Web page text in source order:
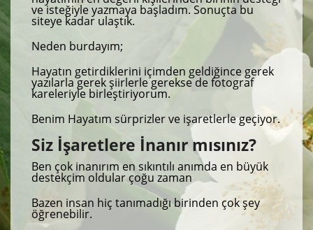
ve isteğiyle yazmaya başladım. Sonuçta bu
siteye kadar ulaştık.
Neden burdayım;
Hayatın getirdiklerini içimden geldiğince gerek
yazılarla gerek şiirlerle gerekse de fotograf
kareleriyle birleştiriyorum.
Benim Hayatım sürprizler ve işaretlerle geçiyor.
Siz İşaretlere İnanır mısınız?
Ben çok inanırım en sıkıntılı anımda en büyük
destekçim oldular çoğu zaman
Bazen insan hiç tanımadığı birinden çok şey
öğrenebilir.